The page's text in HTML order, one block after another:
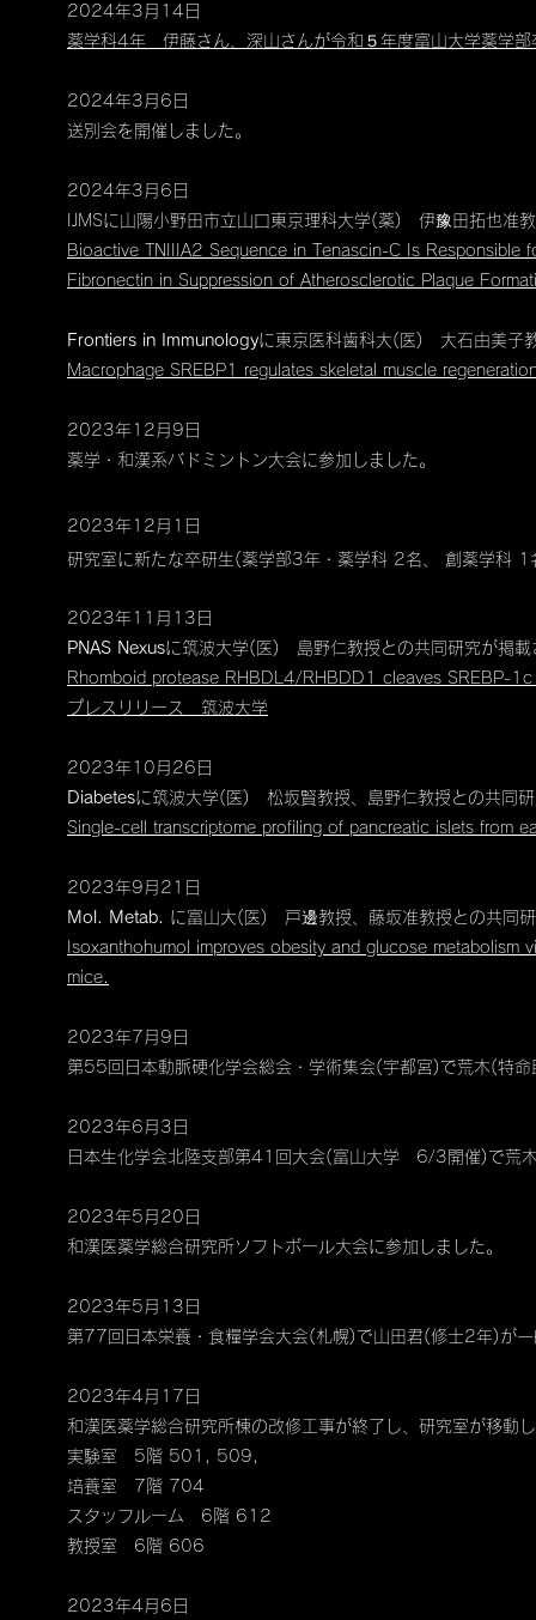
2024年3 月14 日
薬学科4年 伊藤さん、深山さんが令和５年度富山大学薬学
2024年3 月6 日
​送別会を開催しました。
2024年3月6日
IJMSに山陽小野田市立山口東京理科大学(薬) 伊豫田拓也准
Bioactive TNIIIA2 Sequence in Tenascin-C Is
Fibronectin in Suppression of Atherosclerotic Plaque
Frontiers in Immunologyに東京医科歯科大(医) 大石由美子
Macrophage SREBP1 regulates skeletal muscle
2023年12月9日
​薬学・和漢系バドミントン大会に参加しました。
2023年12月1日
研究室に新たな卒研生(薬学部3年・薬学科 2名、 創薬学科 1
2023年11月13日
PNAS Nexusに筑波大学(医) 島野仁教授との共同研究が掲載
Rhomboid protease RHBDL4/RHBDD1 cleaves SREBP-
​​プレスリリース 筑波大学
2023年10月26日
Diabetesに筑波大学(医) 松坂賢教授、島野仁教授との共同
Single-cell transcriptome profiling of pancreatic islets from
2023年9月21日
Mol. Metab. に​富山大(医) 戸邊教授、藤坂准教授との共同
Isoxanthohumol improves obesity and glucose metabolism
mice.
2023年7月9日
第55回日本動脈硬化学会総会・学術集会(宇都宮)で荒木(特
2023年6月3日
日本生化学会北陸支部第41回大会(富山大学 6/3開催)で荒
2023年5月20日
​和漢医薬学総合研究所ソフトボール大会に参加しました。
2023年5月13日
第77回日本栄養・食糧学会大会(札幌)で山田君(修士2年)が
2023年4月17日
和漢医薬学総合研究所棟の改修工事が終了し、研究室が移動
実験室 5階 501, 509,
培養室 7階 704
スタッフルーム 6階 612
教授室 6階 606
2023年4月6日